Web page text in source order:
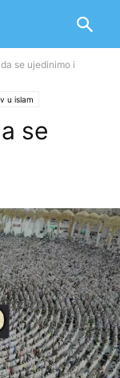
se ujedinimo i
u islam
se